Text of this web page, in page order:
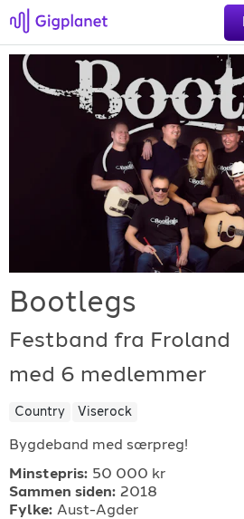
Søk
Favoritter
Registrer artist
Gigplanet
For musiker
Bootlegs
Festband fra Froland
med 6 medlemmer
Country Viserock
Bygdeband med særpreg!
Minstepris: 50 000 kr
Sammen siden: 2018
Fylke: Aust-Agder